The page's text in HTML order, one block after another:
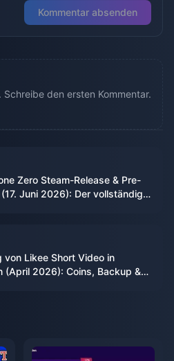
Kommentar absenden
den ersten Kommentar.
Zero Steam-Release & Pre-
Juni 2026): Der vollständige
von Likee Short Video in
(April 2026): Coins, Backup &